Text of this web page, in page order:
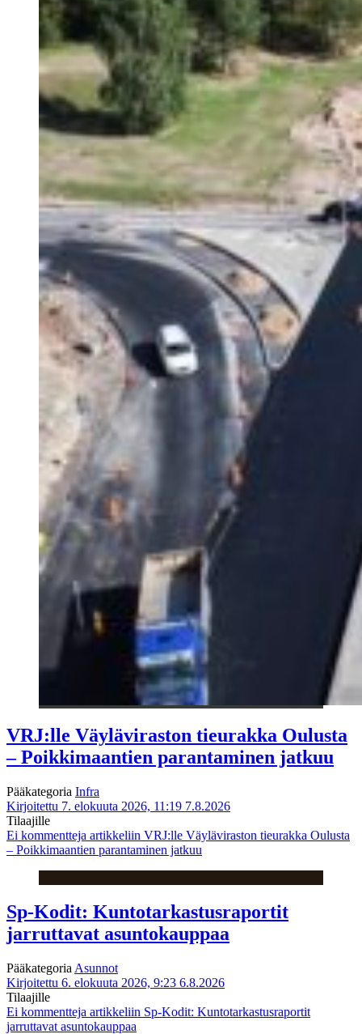
VRJ:lle Väyläviraston tieurakka Oulusta
– Poikkimaantien parantaminen jatkuu
Pääkategoria Infra
Kirjoitettu 7. elokuuta 2026, 11:19 7.8.2026
Tilaajille
Ei kommentteja artikkeliin VRJ:lle Väyläviraston tieurakka Oulusta
– Poikkimaantien parantaminen jatkuu
Sp-Kodit: Kuntotarkastusraportit
jarruttavat asuntokauppaa
Pääkategoria Asunnot
Kirjoitettu 6. elokuuta 2026, 9:23 6.8.2026
Tilaajille
Ei kommentteja artikkeliin Sp-Kodit: Kuntotarkastusraportit
jarruttavat asuntokauppaa